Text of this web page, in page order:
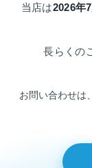
当店は2026年
長らくの
お問い合わせは